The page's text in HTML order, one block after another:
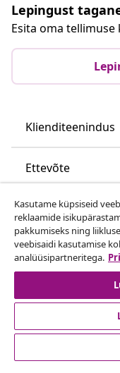
Lepingust
Esita oma
Klienditeenindus
Ettevõte
vidaXL
Vaata rohkem
© 2008-2026 vidaXL
Kasutame küpsiseid
reklaamide
pakkumiseks ning
veebisaidi kasutamise
analüüsipartneritega.